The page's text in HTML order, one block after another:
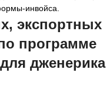
инвойса.
экспортных
программе
дженерика